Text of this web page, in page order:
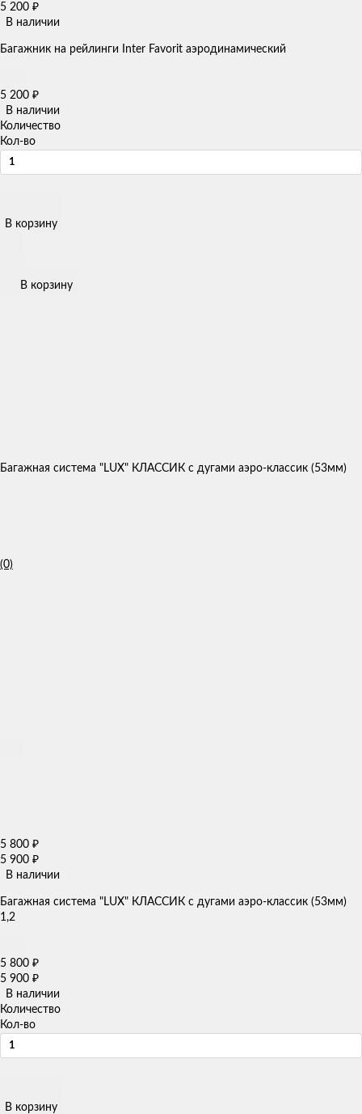
5 200 ₽
В наличии
Багажник на рейлинги Inter Favorit аэродинамический
5 200 ₽
В наличии
Количество
Кол-во
В корзину
В корзину
Багажная система "LUX" КЛАССИК с дугами аэро-классик (53мм)
(0)
5 800 ₽
5 900 ₽
В наличии
Багажная система "LUX" КЛАССИК с дугами аэро-классик (53мм)
1,2
5 800 ₽
5 900 ₽
В наличии
Количество
Кол-во
В корзину